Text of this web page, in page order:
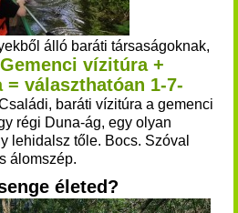
álló baráti társaságoknak,
Gemenci vízitúra +
választhatóan 1-7-
baráti vízitúra a gemenci
régi Duna-ág, egy olyan
lehidalsz tőle. Bocs. Szóval
álomszép.
életed?